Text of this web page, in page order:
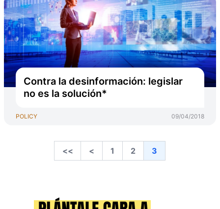
Contra la desinformación: legislar
no es la solución*
POLICY 09/04/2018
<< < 1 2 3